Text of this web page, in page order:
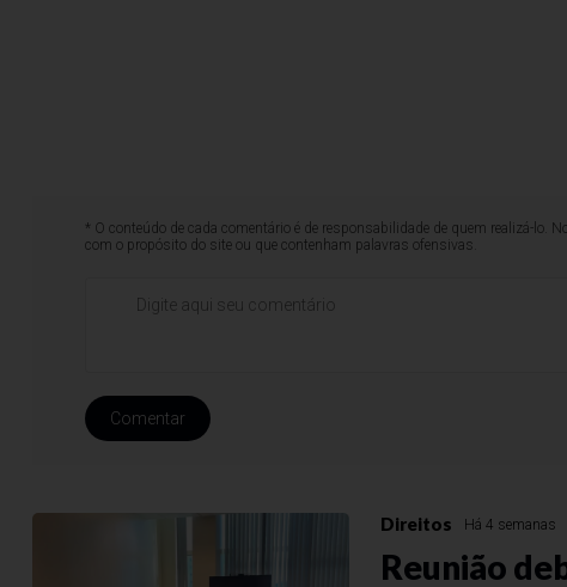
* O conteúdo de cada comentário é de responsabilidade de quem realizá-lo.
com o propósito do site ou que contenham palavras ofensivas.
Comentar
Direitos Há 4 semanas
Reunião